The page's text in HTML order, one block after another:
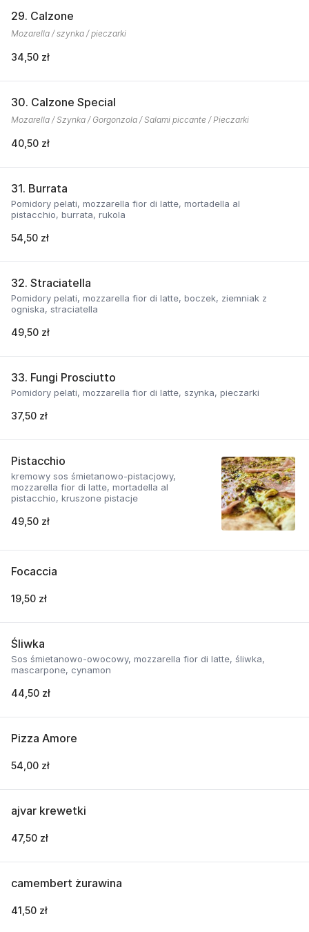
29. Calzone
Mozarella / szynka / pieczarki
34,50 zł
30. Calzone Special
Mozarella / Szynka / Gorgonzola / Salami piccante / Pieczarki
40,50 zł
31. Burrata
Pomidory pelati, mozzarella fior di latte, mortadella al
pistacchio, burrata, rukola
54,50 zł
32. Straciatella
Pomidory pelati, mozzarella fior di latte, boczek, ziemniak z
ogniska, straciatella
49,50 zł
33. Fungi Prosciutto
Pomidory pelati, mozzarella fior di latte, szynka, pieczarki
37,50 zł
Pistacchio
kremowy sos śmietanowo-pistacjowy,
mozzarella fior di latte, mortadella al
pistacchio, kruszone pistacje
49,50 zł
Focaccia
19,50 zł
Śliwka
Sos śmietanowo-owocowy, mozzarella fior di latte, śliwka,
mascarpone, cynamon
44,50 zł
Pizza Amore
54,00 zł
ajvar krewetki
47,50 zł
camembert żurawina
41,50 zł